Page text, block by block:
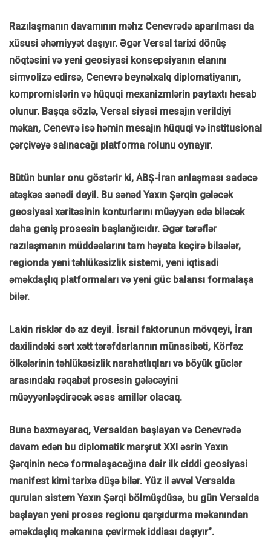
Razılaşmanın davamının məhz Cenevrədə aparılması da
xüsusi əhəmiyyət daşıyır. Əgər Versal tarixi dönüş
nöqtəsini və yeni geosiyasi konsepsiyanın elanını
simvolizə edirsə, Cenevrə beynəlxalq diplomatiyanın,
kompromislərin və hüquqi mexanizmlərin paytaxtı hesab
olunur. Başqa sözlə, Versal siyasi mesajın verildiyi
məkan, Cenevrə isə həmin mesajın hüquqi və institusional
çərçivəyə salınacağı platforma rolunu oynayır.
Bütün bunlar onu göstərir ki, ABŞ-İran anlaşması sadəcə
atəşkəs sənədi deyil. Bu sənəd Yaxın Şərqin gələcək
geosiyasi xəritəsinin konturlarını müəyyən edə biləcək
daha geniş prosesin başlanğıcıdır. Əgər tərəflər
razılaşmanın müddəalarını tam həyata keçirə bilsələr,
regionda yeni təhlükəsizlik sistemi, yeni iqtisadi
əməkdaşlıq platformaları və yeni güc balansı formalaşa
bilər.
Lakin risklər də az deyil. İsrail faktorunun mövqeyi, İran
daxilindəki sərt xətt tərəfdarlarının münasibəti, Körfəz
ölkələrinin təhlükəsizlik narahatlıqları və böyük güclər
arasındakı rəqabət prosesin gələcəyini
müəyyənləşdirəcək əsas amillər olacaq.
Buna baxmayaraq, Versaldan başlayan və Cenevrədə
davam edən bu diplomatik marşrut XXI əsrin Yaxın
Şərqinin necə formalaşacağına dair ilk ciddi geosiyasi
manifest kimi tarixə düşə bilər. Yüz il əvvəl Versalda
qurulan sistem Yaxın Şərqi bölmüşdüsə, bu gün Versalda
başlayan yeni proses regionu qarşıdurma məkanından
əməkdaşlıq məkanına çevirmək iddiası daşıyır”.